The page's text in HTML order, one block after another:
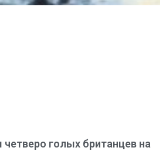
голых британцев на